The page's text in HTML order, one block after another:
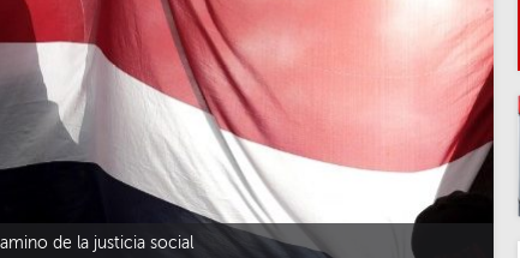
de la justicia social